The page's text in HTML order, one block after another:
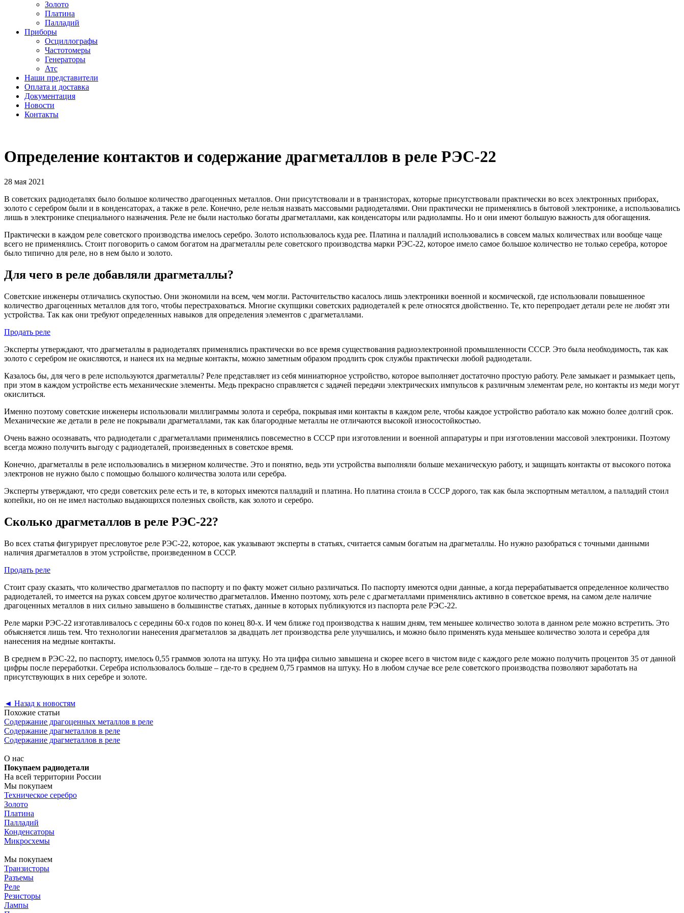
Золото
Платина
Палладий
Приборы
Осциллографы
Частотомеры
Генераторы
Атс
Наши представители
Оплата и доставка
Документация
Новости
Контакты
Определение контактов и содержание драгметаллов в реле РЭС-22
28 мая 2021
В советских радиодеталях было большое количество драгоценных металлов. Они присутствовали и в транзисторах, которые присутствовали практически во всех электронных приборах,
золото с серебром были и в конденсаторах, а также в реле. Конечно, реле нельзя назвать массовыми радиодеталями. Они практически не применялись в бытовой электронике, а использовались
лишь в электронике специального назначения. Реле не были настолько богаты драгметаллами, как конденсаторы или радиолампы. Но и они имеют большую важность для обогащения.
Практически в каждом реле советского производства имелось серебро. Золото использовалось куда рее. Платина и палладий использовались в совсем малых количествах или вообще чаще
всего не применялись. Стоит поговорить о самом богатом на драгметаллы реле советского производства марки РЭС-22, которое имело самое большое количество не только серебра, которое
было типично для реле, но в нем было и золото.
Для чего в реле добавляли драгметаллы?
Советские инженеры отличались скупостью. Они экономили на всем, чем могли. Расточительство касалось лишь электроники военной и космической, где использовали повышенное
количество драгоценных металлов для того, чтобы перестраховаться. Многие скупщики советских радиодеталей к реле относятся двойственно. Те, кто перепродает детали реле не любят эти
устройства. Так как они требуют определенных навыков для определения элементов с драгметаллами.
Продать реле
Эксперты утверждают, что драгметаллы в радиодеталях применялись практически во все время существования радиоэлектронной промышленности СССР. Это была необходимость, так как
золото с серебром не окисляются, и нанеся их на медные контакты, можно заметным образом продлить срок службы практически любой радиодетали.
Казалось бы, для чего в реле используются драгметаллы? Реле представляет из себя миниатюрное устройство, которое выполняет достаточно простую работу. Реле замыкает и размыкает цепь,
при этом в каждом устройстве есть механические элементы. Медь прекрасно справляется с задачей передачи электрических импульсов к различным элементам реле, но контакты из меди могут
окислиться.
Именно поэтому советские инженеры использовали миллиграммы золота и серебра, покрывая ими контакты в каждом реле, чтобы каждое устройство работало как можно более долгий срок.
Механические же детали в реле не покрывали драгметаллами, так как благородные металлы не отличаются высокой износостойкостью.
Очень важно осознавать, что радиодетали с драгметаллами применялись повсеместно в СССР при изготовлении и военной аппаратуры и при изготовлении массовой электроники. Поэтому
всегда можно получить выгоду с радиодеталей, произведенных в советское время.
Конечно, драгметаллы в реле использовались в мизерном количестве. Это и понятно, ведь эти устройства выполняли больше механическую работу, и защищать контакты от высокого потока
электронов не нужно было с помощью большого количества золота или серебра.
Эксперты утверждают, что среди советских реле есть и те, в которых имеются палладий и платина. Но платина стоила в СССР дорого, так как была экспортным металлом, а палладий стоил
копейки, но он не имел настолько выдающихся полезных свойств, как золото и серебро.
Сколько драгметаллов в реле РЭС-22?
Во всех статья фигурирует пресловутое реле РЭС-22, которое, как указывают эксперты в статьях, считается самым богатым на драгметаллы. Но нужно разобраться с точными данными
наличия драгметаллов в этом устройстве, произведенном в СССР.
Продать реле
Стоит сразу сказать, что количество драгметаллов по паспорту и по факту может сильно различаться. По паспорту имеются одни данные, а когда перерабатывается определенное количество
радиодеталей, то имеется на руках совсем другое количество драгметаллов. Именно поэтому, хоть реле с драгметаллами применялись активно в советское время, на самом деле наличие
драгоценных металлов в них сильно завышено в большинстве статьях, данные в которых публикуются из паспорта реле РЭС-22.
Реле марки РЭС-22 изготавливалось с середины 60-х годов по конец 80-х. И чем ближе год производства к нашим дням, тем меньшее количество золота в данном реле можно встретить. Это
объясняется лишь тем. Что технологии нанесения драгметаллов за двадцать лет производства реле улучшались, и можно было применять куда меньшее количество золота и серебра для
нанесения на медные контакты.
В среднем в РЭС-22, по паспорту, имелось 0,55 граммов золота на штуку. Но эта цифра сильно завышена и скорее всего в чистом виде с каждого реле можно получить процентов 35 от данной
цифры после переработки. Серебра использовалось больше – где-то в среднем 0,75 граммов на штуку. Но в любом случае все реле советского производства позволяют заработать на
присутствующих в них серебре и золоте.
◄ Назад к новостям
Похожие статьи
Содержание драгоценных металлов в реле
Содержание драгметаллов в реле
Содержание драгметаллов в реле
О нас
Покупаем радиодетали
На всей территории России
Мы покупаем
Техническое серебро
Золото
Платина
Палладий
Конденсаторы
Микросхемы
Мы покупаем
Транзисторы
Разъемы
Реле
Резисторы
Лампы